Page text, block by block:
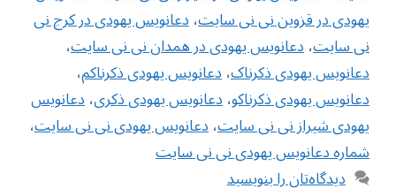
یهودی در قزوین نی نی سایت،دعانویس یهودی در کرج نی
نی سایت،دعانویس یهودی در همدان نی نی سایت،
دعانویس یهودی ذکرناک،دعانویس یهودی ذکرناکم،
دعانویس یهودی ذکرناکو،دعانویس یهودی ذکری،دعانویس
یهودی شیراز نی نی سایت،دعانویس یهودی نی نی سایت،
شماره دعانویس یهودی نی نی سایت
دیدگاه‌تان را بنویسید